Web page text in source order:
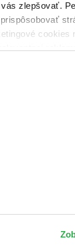
zlepšovať.
cookies
všetky tieto